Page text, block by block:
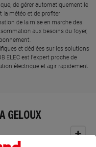
de gérer automatiquement le
la météo et de profiter
de la mise en marche des
aux besoins du foyer,
et dédiées sur les solutions
ELEC est l'expert proche de
électrique et agir rapidement
GELOUX